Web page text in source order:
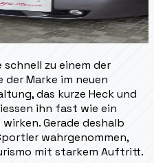
schnell zu einem der
Marke im neuen
das kurze Heck und
ihn fast wie ein
Gerade deshalb
wahrgenommen,
mit starkem Auftritt.